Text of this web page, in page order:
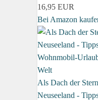
16,95 EUR
Bei Amazon
Als Dach der
Neuseeland -